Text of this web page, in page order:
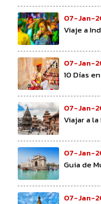
07-Jan-
Viaje a
07-Jan-
10 Días
07-Jan-
Viajar a
07-Jan-
Guia de
07-Jan-